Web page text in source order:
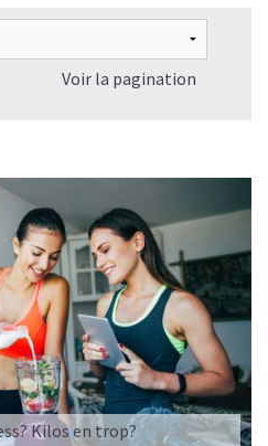
Voir la pagination
Kilos en trop?